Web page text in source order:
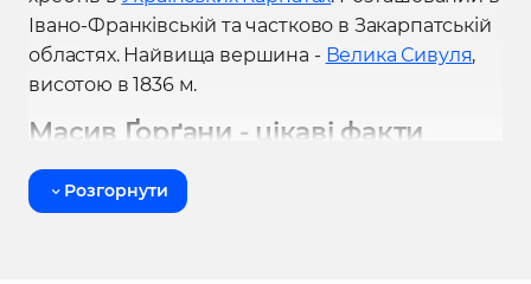
Івано-Франківській та частково в Закарпатській
областях. Найвища вершина - Велика Сивуля,
висотою в 1836 м.
Масив Ґорґани - цікаві факти
Найвища та найвідоміша вершина
Горганського масиву
Розгорнути